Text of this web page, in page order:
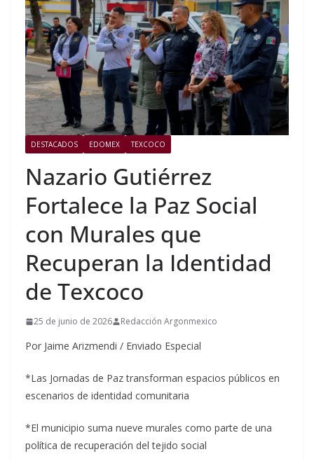
DESTACADOS EDOMEX TEXCOCO
Nazario Gutiérrez
Fortalece la Paz Social
con Murales que
Recuperan la Identidad
de Texcoco
25 de junio de 2026 Redacción Argonmexico
Por Jaime Arizmendi / Enviado Especial
*Las Jornadas de Paz transforman espacios públicos en
escenarios de identidad comunitaria
*El municipio suma nueve murales como parte de una
política de recuperación del tejido social